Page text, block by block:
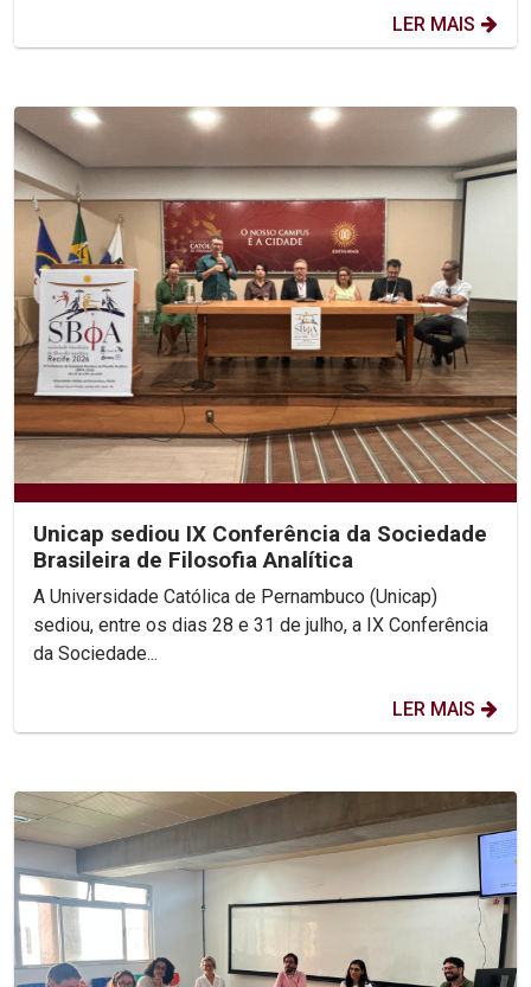
LER MAIS
Unicap sediou IX Conferência da Sociedade
Brasileira de Filosofia Analítica
A Universidade Católica de Pernambuco (Unicap)
sediou, entre os dias 28 e 31 de julho, a IX Conferência
da Sociedade...
LER MAIS